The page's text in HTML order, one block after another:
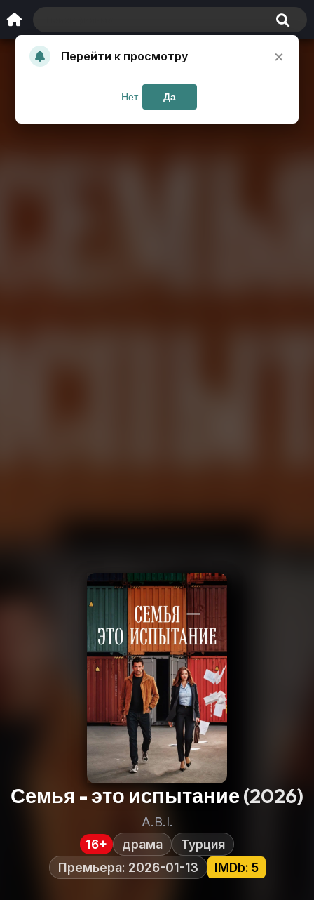
Семья - это испытание(2026)
A.B.I.
16+
драма
Турция
Премьера: 2026-01-13
IMDb: 5
Перейти к просмотру ×
Нет Да